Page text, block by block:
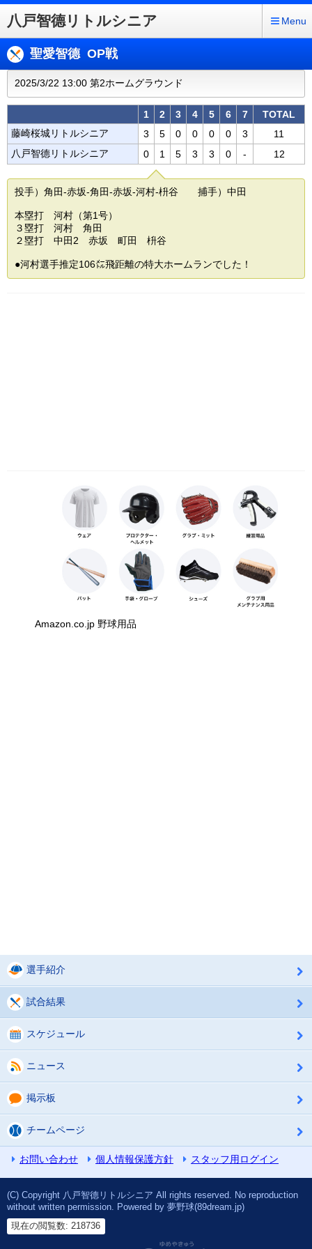
八戸智德リトルシニア Menu
聖愛智德 OP戦
2025/3/22 13:00 第2ホームグラウンド
1 2 3 4 5 6 7
TOTAL
藤崎桜城リトルシニア
3 5 0 0 0 0 3
11
八戸智德リトルシニア
0 1 5 3 3 0 - 12
投手）角田-赤坂-角田-赤坂-河村-枡谷 捕手）中田
本塁打 河村（第1号）
３塁打 河村 角田
２塁打 中田2 赤坂 町田 枡谷
●河村選手推定106㍍飛距離の特大ホームランでした！
Amazon.co.jp 野球用品
選手紹介
試合結果
スケジュール
ニュース
掲示板
チームページ
お問い合わせ 個人情報保護方針 スタッフ用ログイン
(C) Copyright 八戸智德リトルシニア All rights reserved. No reproduction
without written permission. Powered by 夢野球(89dream.jp)
現在の閲覧数: 218736